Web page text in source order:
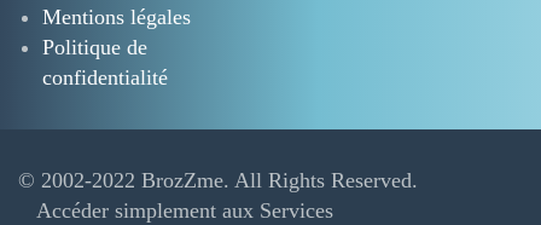
Mentions légales
Politique de
confidentialité
© 2002-2022 BrozZme. All Rights Reserved.
Accéder simplement aux Services